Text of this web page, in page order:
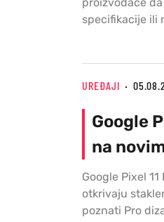
specifikacije ili
UREĐAJI
Google
na
Google Pixel
otkrivaju
poznati Pro